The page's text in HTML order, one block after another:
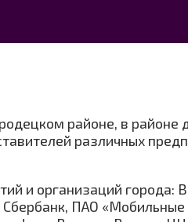
районе, в
различных
и организаций
ПАО